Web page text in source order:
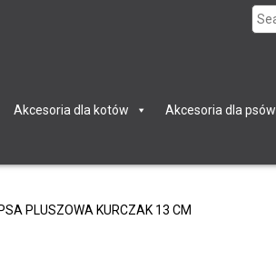
Search
Akcesoria dla kotów Akcesoria dla psów
PLUSZOWA KURCZAK 13 CM